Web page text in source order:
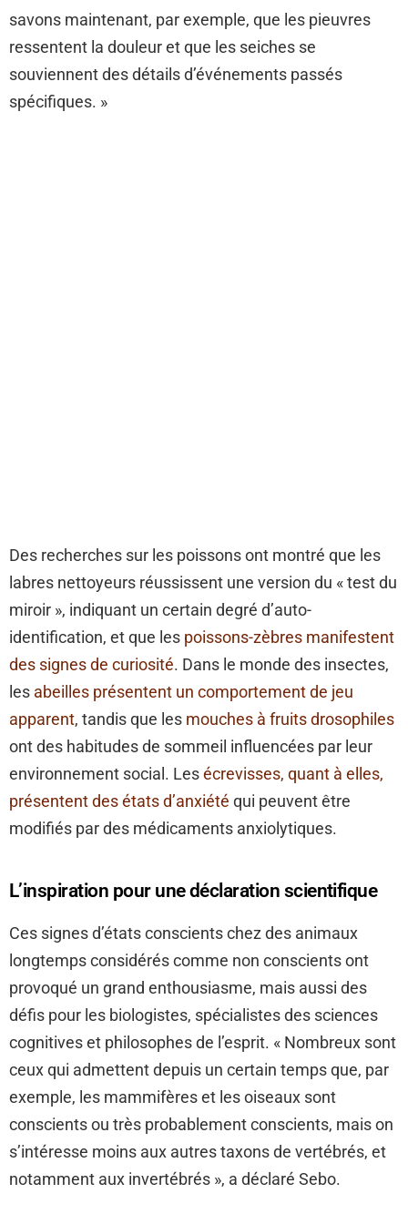
savons maintenant, par exemple, que les pieuvres
ressentent la douleur et que les seiches se
souviennent des détails d’événements passés
spécifiques. »
Des recherches sur les poissons ont montré que les
labres nettoyeurs réussissent une version du « test du
miroir », indiquant un certain degré d’auto-
identification, et que les poissons-zèbres manifestent
des signes de curiosité. Dans le monde des insectes,
les abeilles présentent un comportement de jeu
apparent, tandis que les mouches à fruits drosophiles
ont des habitudes de sommeil influencées par leur
environnement social. Lesécrevisses, quant à elles,
présentent des états d’anxiété qui peuvent être
modifiés par des médicaments anxiolytiques.
L’inspiration pour une déclaration scientifique
Ces signes d’états conscients chez des animaux
longtemps considérés comme non conscients ont
provoqué un grand enthousiasme, mais aussi des
défis pour les biologistes, spécialistes des sciences
cognitives et philosophes de l’esprit. « Nombreux sont
ceux qui admettent depuis un certain temps que, par
exemple, les mammifères et les oiseaux sont
conscients ou très probablement conscients, mais on
s’intéresse moins aux autres taxons de vertébrés, et
notamment aux invertébrés », a déclaré Sebo.